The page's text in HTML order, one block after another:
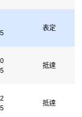
表定
抵達
抵達